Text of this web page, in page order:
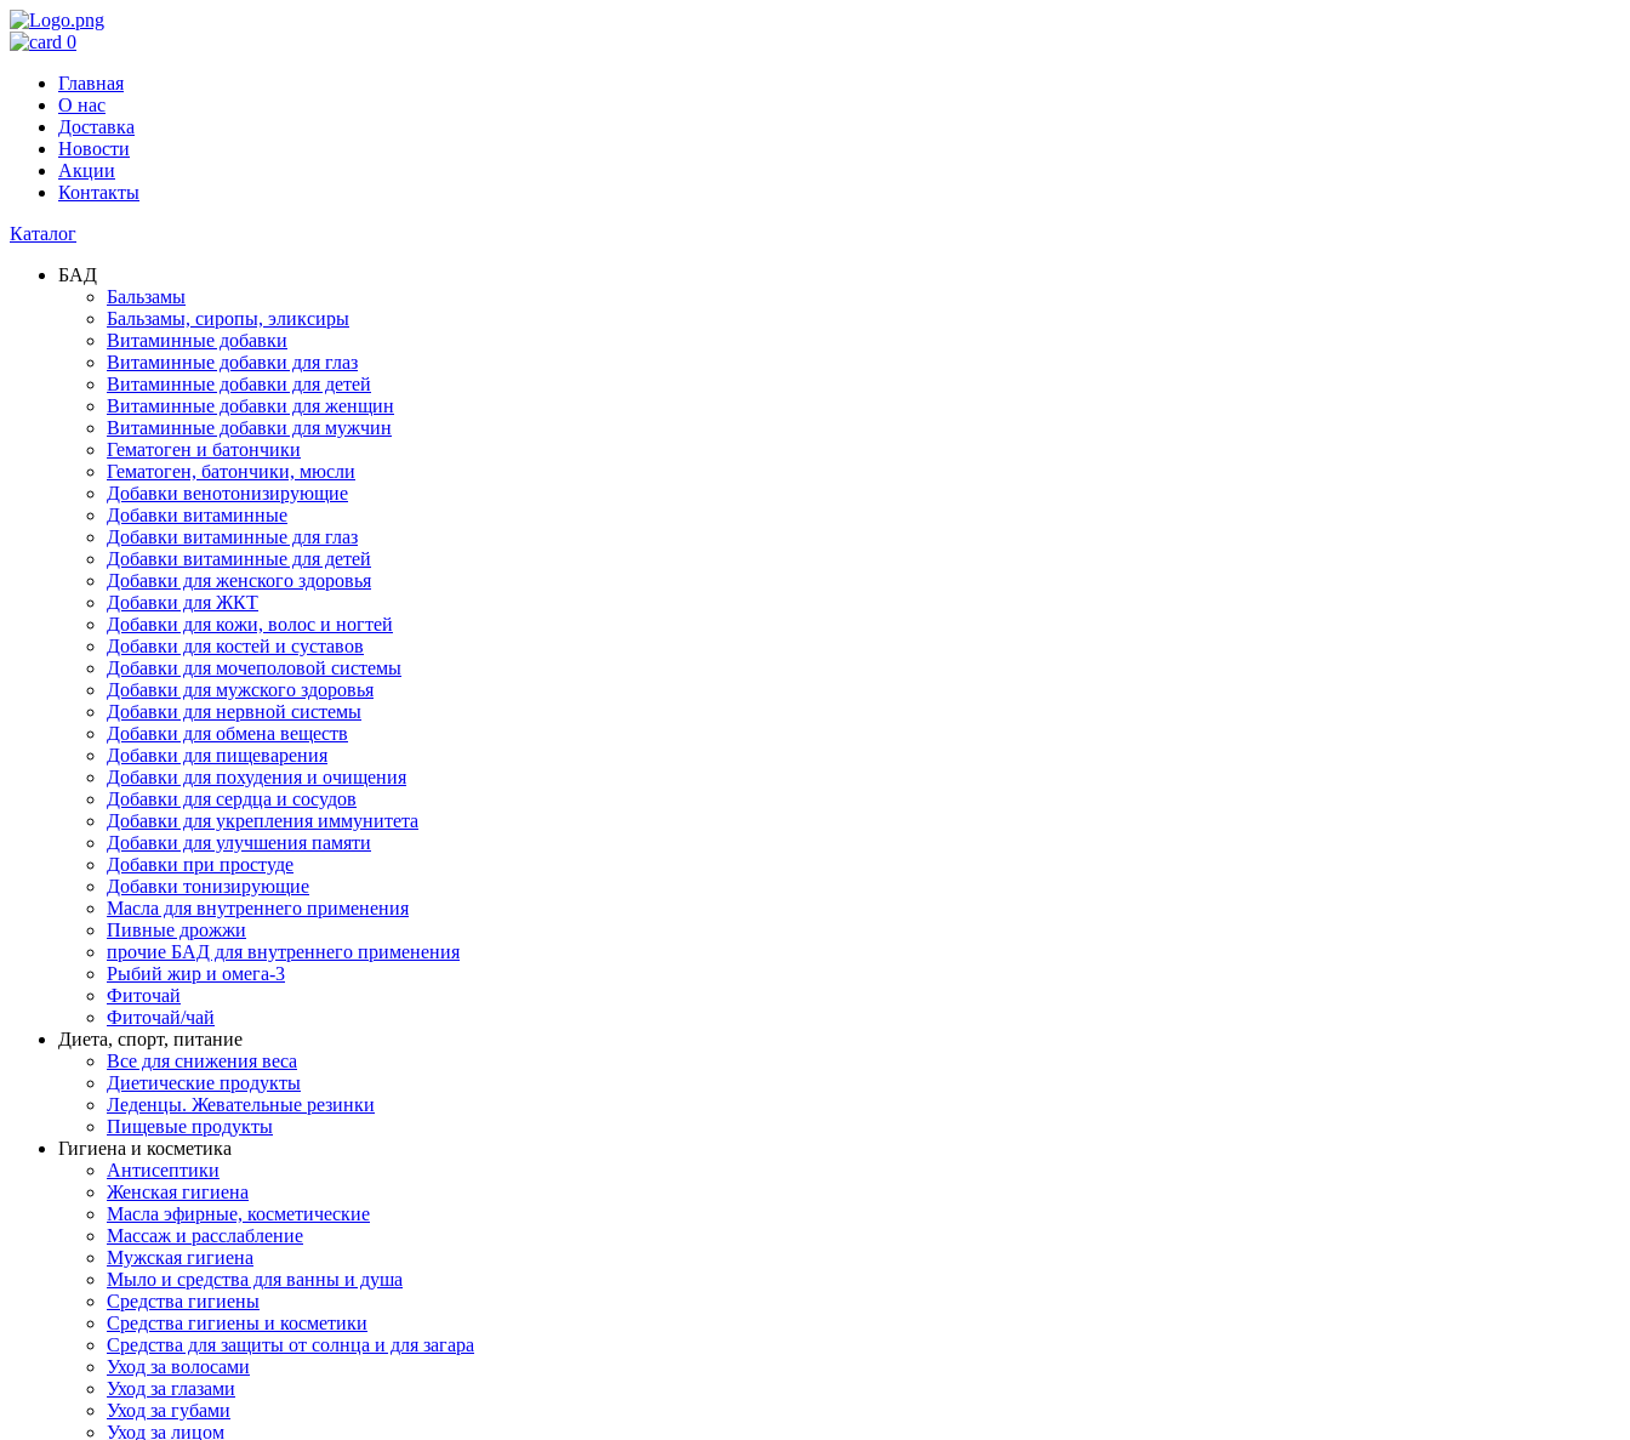
0
Главная
О нас
Доставка
Новости
Акции
Контакты
Каталог
БАД
Бальзамы
Бальзамы, сиропы, эликсиры
Витаминные добавки
Витаминные добавки для глаз
Витаминные добавки для детей
Витаминные добавки для женщин
Витаминные добавки для мужчин
Гематоген и батончики
Гематоген, батончики, мюсли
Добавки венотонизирующие
Добавки витаминные
Добавки витаминные для глаз
Добавки витаминные для детей
Добавки для женского здоровья
Добавки для ЖКТ
Добавки для кожи, волос и ногтей
Добавки для костей и суставов
Добавки для мочеполовой системы
Добавки для мужского здоровья
Добавки для нервной системы
Добавки для обмена веществ
Добавки для пищеварения
Добавки для похудения и очищения
Добавки для сердца и сосудов
Добавки для укрепления иммунитета
Добавки для улучшения памяти
Добавки при простуде
Добавки тонизирующие
Масла для внутреннего применения
Пивные дрожжи
прочие БАД для внутреннего применения
Рыбий жир и омега-3
Фиточай
Фиточай/чай
Диета, спорт, питание
Все для снижения веса
Диетические продукты
Леденцы. Жевательные резинки
Пищевые продукты
Гигиена и косметика
Антисептики
Женская гигиена
Масла эфирные, косметические
Массаж и расслабление
Мужская гигиена
Мыло и средства для ванны и душа
Средства гигиены
Средства гигиены и косметики
Средства для защиты от солнца и для загара
Уход за волосами
Уход за глазами
Уход за губами
Уход за лицом